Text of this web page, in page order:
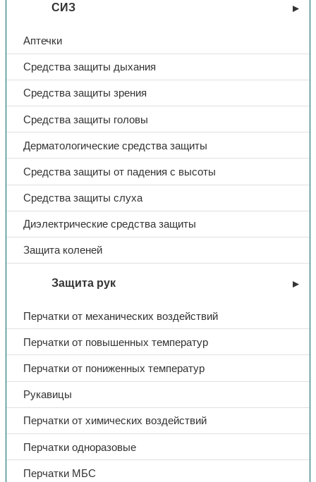
СИЗ
Аптечки
Средства защиты дыхания
Средства защиты зрения
Средства защиты головы
Дерматологические средства защиты
Средства защиты от падения с высоты
Средства защиты слуха
Диэлектрические средства защиты
Защита коленей
Защита рук
Перчатки от механических воздействий
Перчатки от повышенных температур
Перчатки от пониженных температур
Рукавицы
Перчатки от химических воздействий
Перчатки одноразовые
Перчатки МБС